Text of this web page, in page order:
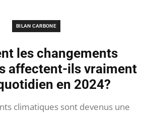
BILAN CARBONE
les changements
affectent-ils vraiment
en 2024?
climatiques sont devenus une